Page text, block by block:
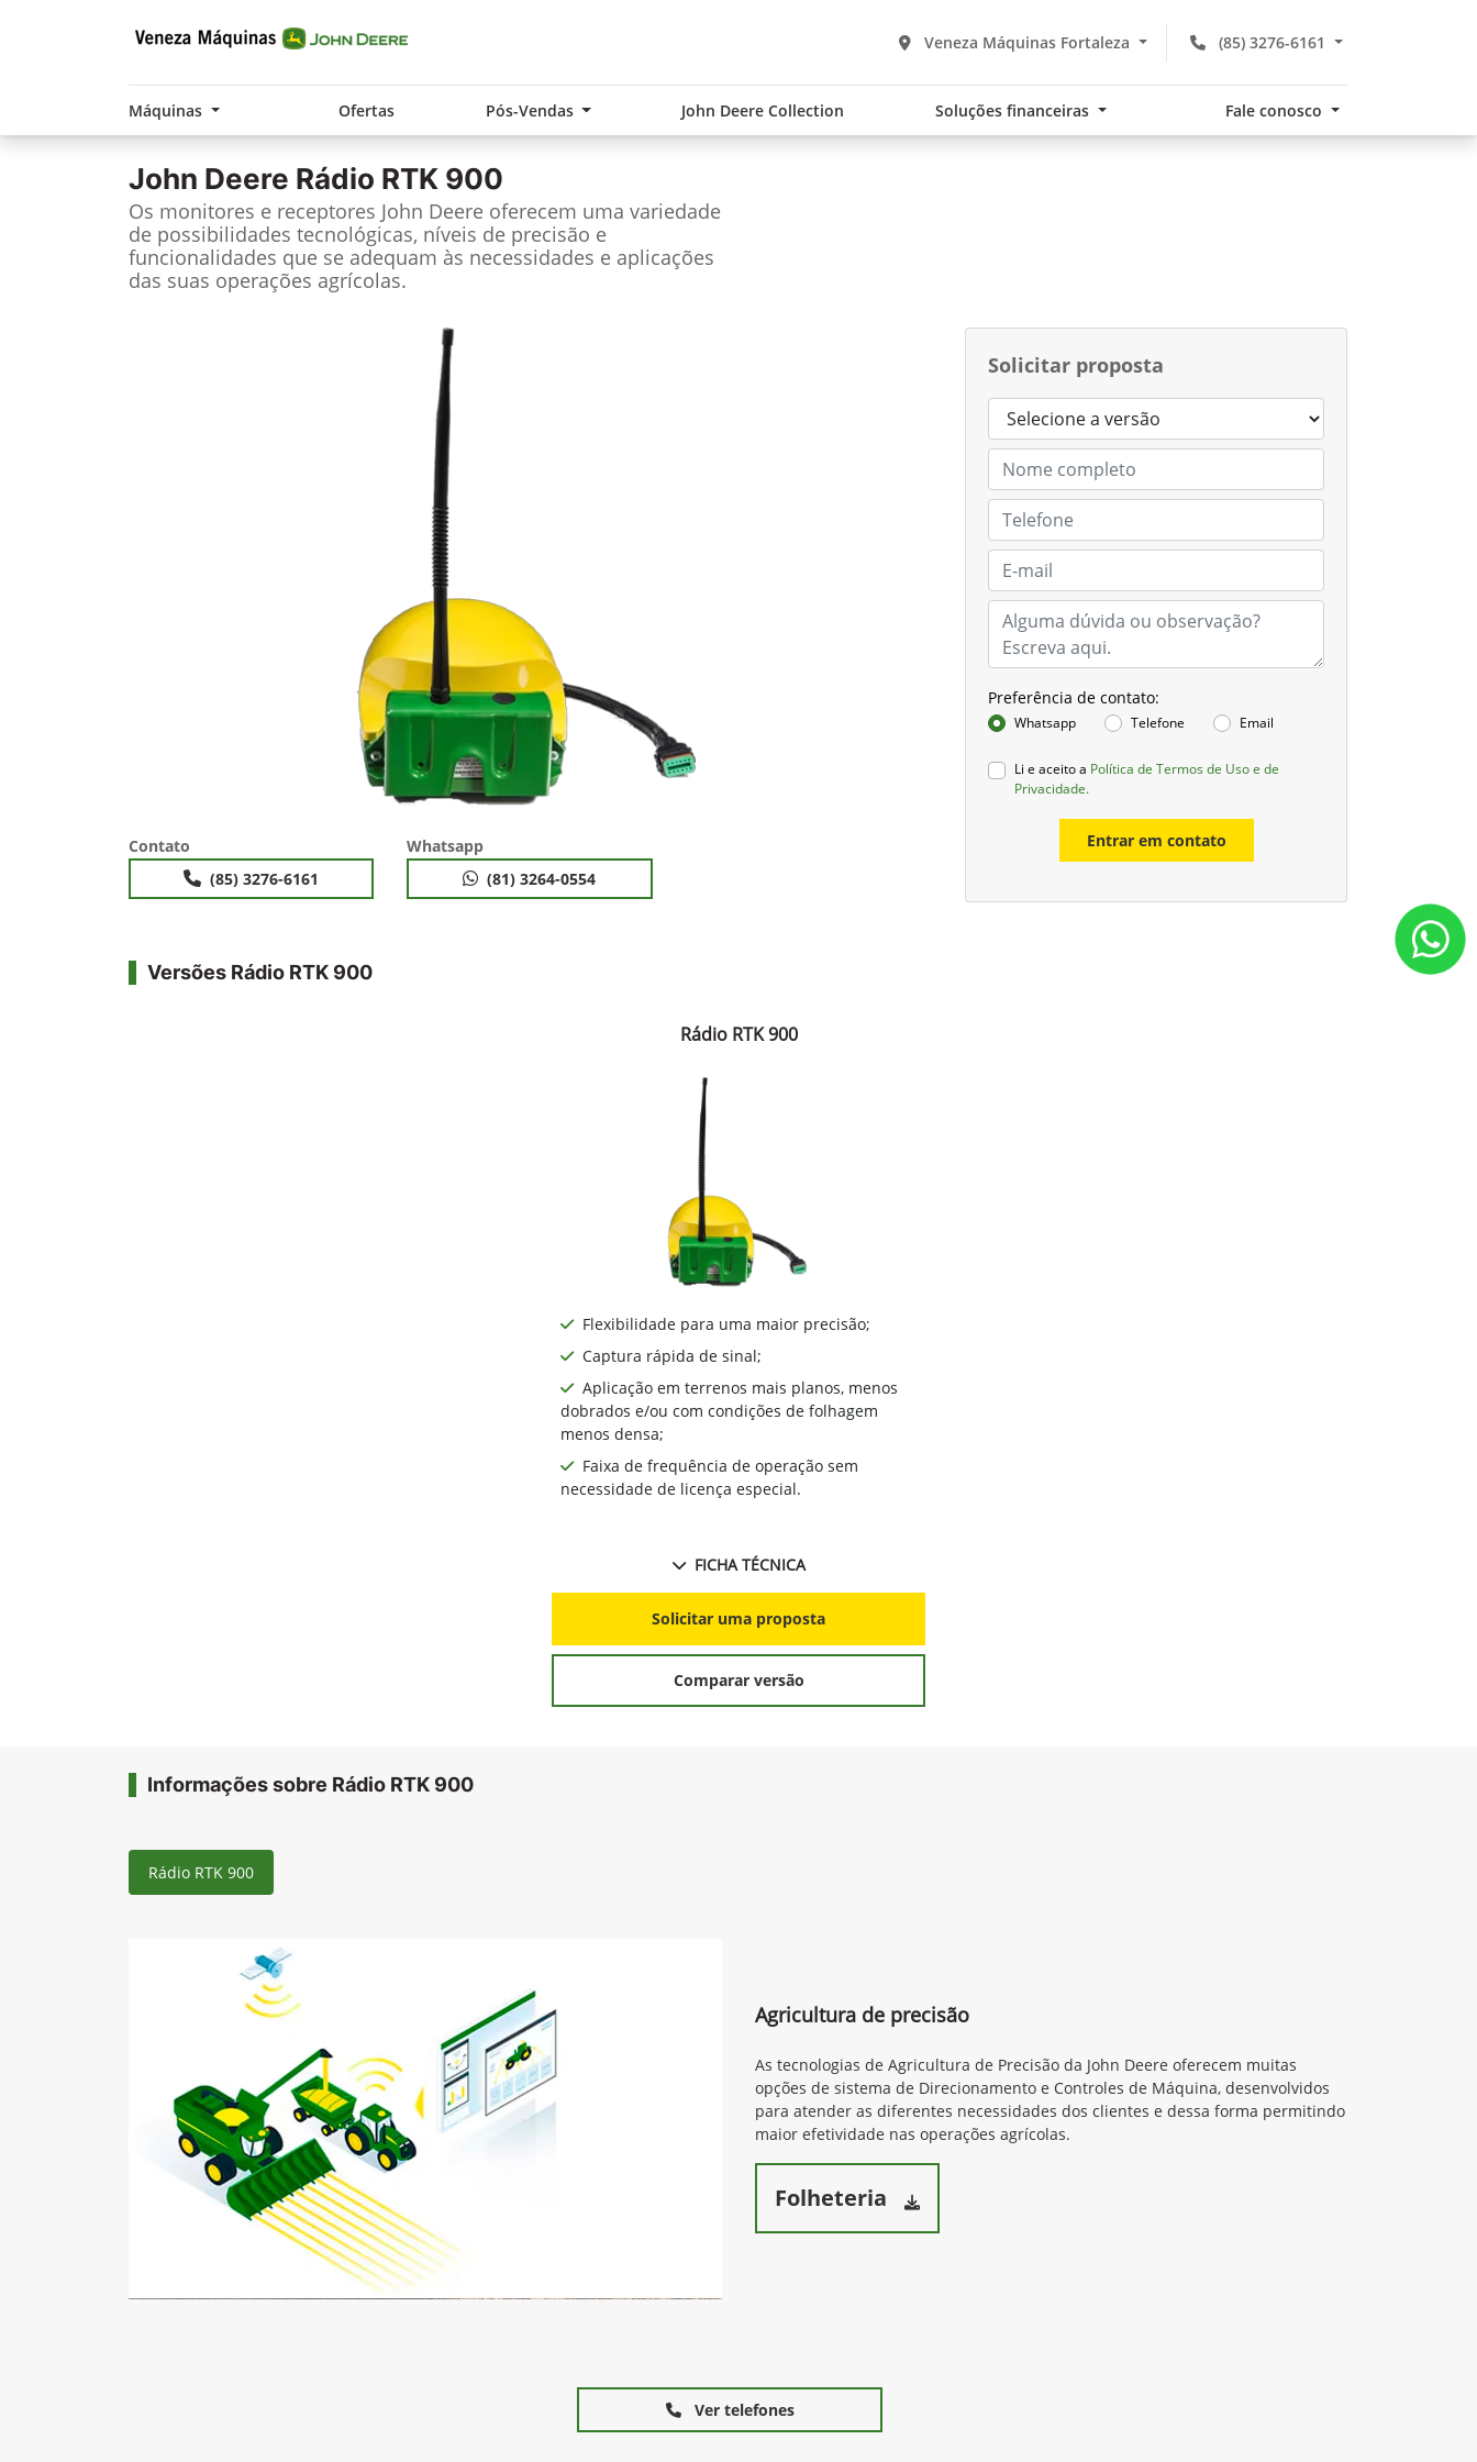
(85) 3276-6161
Veneza Máquinas Fortaleza
Máquinas Ofertas Pós-Vendas John Deere Collection Soluções financeiras Fale conosco
John Deere Rádio RTK 900
Os monitores e receptores John Deere oferecem uma variedade
de possibilidades tecnológicas, níveis de precisão e
funcionalidades que se adequam às necessidades e aplicações
das suas operações agrícolas.
Solicitar proposta
Preferência de contato:
Whatsapp Telefone Email
Li e aceito a Política de Termos de Uso e de
Privacidade.
Entrar em contato
Contato
(85) 3276-6161
Whatsapp
(81) 3264-0554
Versões Rádio RTK 900
Rádio RTK 900
Flexibilidade para uma maior precisão;
Captura rápida de sinal;
Aplicação em terrenos mais planos, menos
dobrados e/ou com condições de folhagem
menos densa;
Faixa de frequência de operação sem
necessidade de licença especial.
FICHA TÉCNICA
Solicitar uma proposta
Comparar versão
Informações sobre Rádio RTK 900
Rádio RTK 900
Agricultura de precisão
As tecnologias de Agricultura de Precisão da John Deere oferecem muitas
opções de sistema de Direcionamento e Controles de Máquina, desenvolvidos
para atender as diferentes necessidades dos clientes e dessa forma permitindo
maior efetividade nas operações agrícolas.
Folheteria
Ver telefones